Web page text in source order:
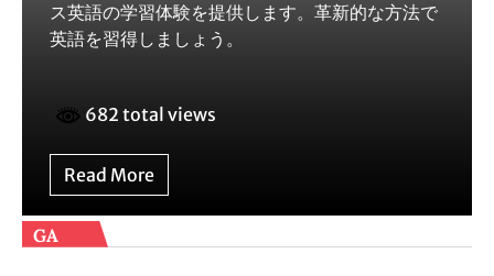
ス英語の学習体験を提供します。革新的な方法で
英語を習得しましょう。
682 total views
Read More
GA